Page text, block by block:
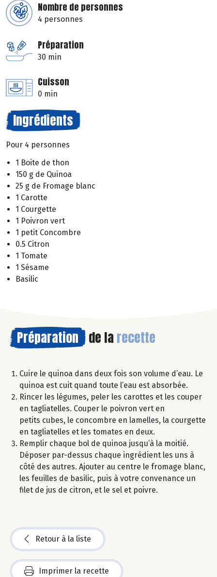
Nombre de personnes
4 personnes
Préparation
30 min
Cuisson
0 min
Ingrédients
Pour 4 personnes
1 Boite de thon
150 g de Quinoa
25 g de Fromage blanc
1 Carotte
1 Courgette
1 Poivron vert
1 petit Concombre
0.5 Citron
1 Tomate
1 Sésame
Basilic
Préparation de la recette
Cuire le quinoa dans deux fois son volume d’eau. Le
quinoa est cuit quand toute l’eau est absorbée.
Rincer les légumes, peler les carottes et les couper
en tagliatelles. Couper le poivron vert en
petits cubes, le concombre en lamelles, la courgette
en tagliatelles et les tomates en deux.
Remplir chaque bol de quinoa jusqu’à la moitié.
Déposer par-dessus chaque ingrédient les uns à
côté des autres. Ajouter au centre le fromage blanc,
les feuilles de basilic, puis à votre convenance un
filet de jus de citron, et le sel et poivre.
Retour à la liste
Imprimer la recette